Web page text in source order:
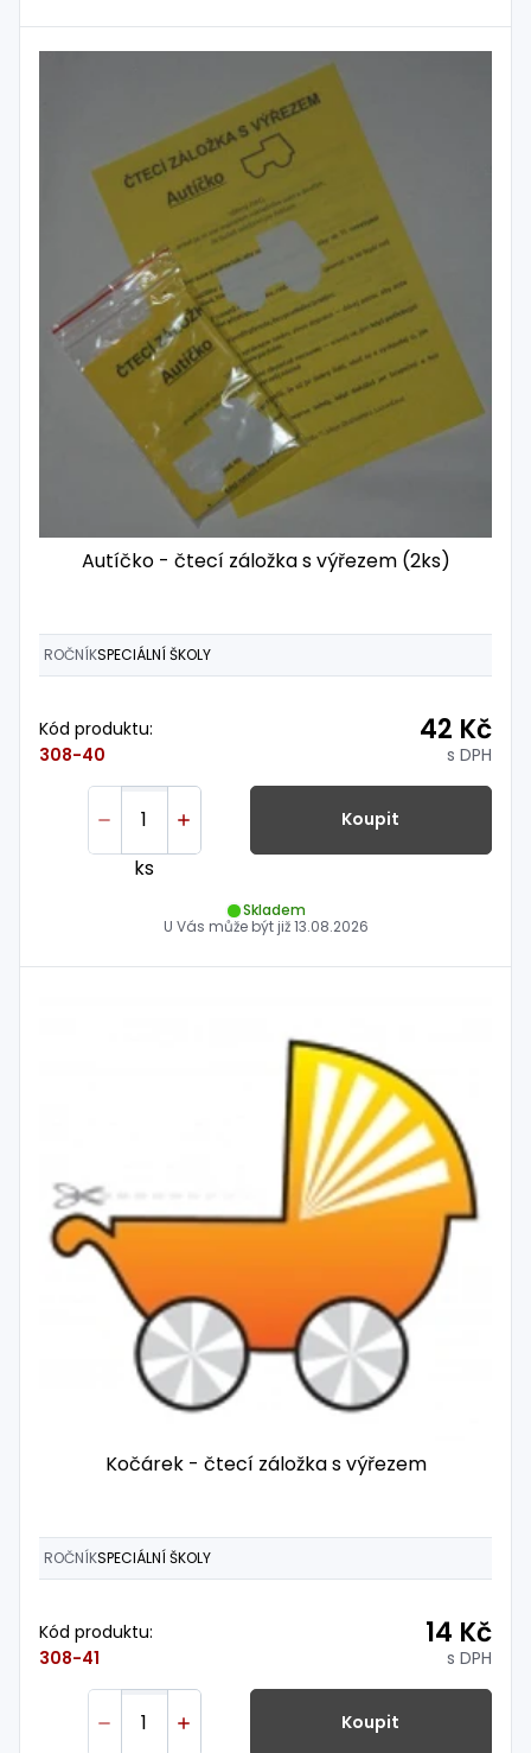
Autíčko - čtecí záložka s výřezem (2ks)
ROČNÍKSPECIÁLNÍ ŠKOLY
Kód produktu:
308-40
42 Kč
s DPH
ks
Koupit
Skladem
U Vás může být již13.08.2026
Kočárek - čtecí záložka s výřezem
ROČNÍKSPECIÁLNÍ ŠKOLY
Kód produktu:
308-41
14 Kč
s DPH
Koupit